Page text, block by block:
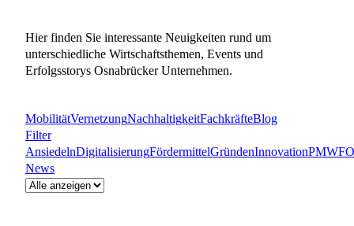
Hier finden Sie interessante Neuigkeiten rund um
unterschiedliche Wirtschaftsthemen, Events und
Erfolgsstorys Osnabrücker Unternehmen.
MobilitätVernetzungNachhaltigkeitFachkräfteBlog
Filter
AnsiedelnDigitalisierungFördermittelGründenInnovationPM
News